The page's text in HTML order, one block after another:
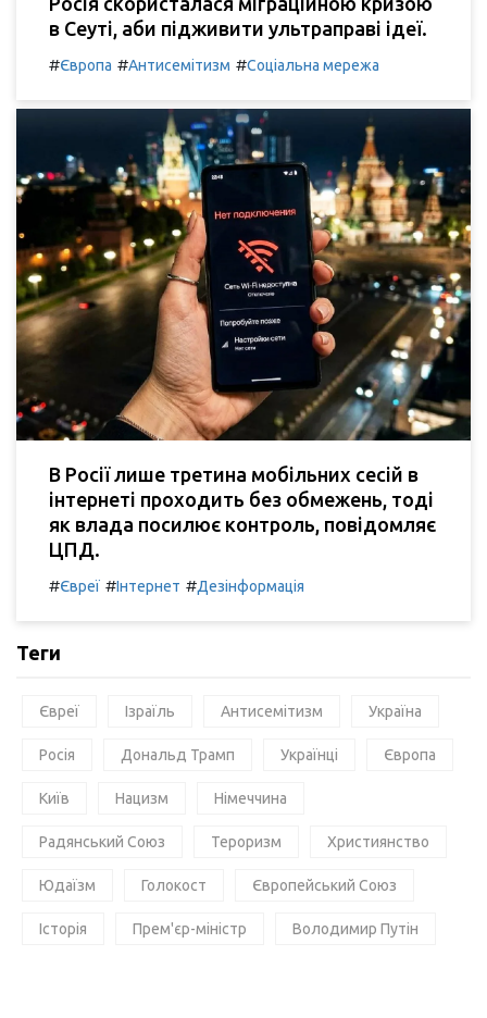
в Сеуті, аби підживити ультраправі ідеї.
#Європа #Антисемітизм #Соціальна мережа
В Росії лише третина мобільних сесій в
інтернеті проходить без обмежень, тоді
як влада посилює контроль, повідомляє
ЦПД.
#Євреї #Інтернет #Дезінформація
Теги
Євреї Ізраїль Антисемітизм Україна
Росія Дональд Трамп Українці Європа
Київ Нацизм Німеччина
Радянський Союз Тероризм Християнство
Юдаїзм Голокост Європейський Союз
Історія Прем'єр-міністр Володимир Путін